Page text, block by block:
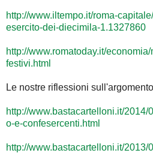
http://www.iltempo.it/roma-
esercito-dei-diecimila-1.1327860
http://www.romatoday.it/
festivi.html
Le nostre riflessioni
http://www.bastacartelloni.it/
o-e-confesercenti.html
http://www.bastacartelloni.it/